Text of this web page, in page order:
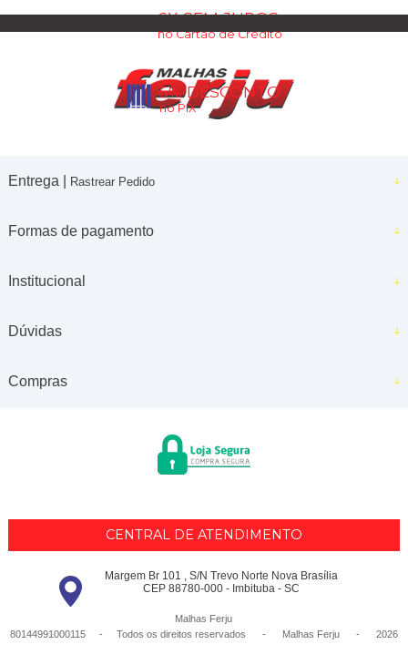
6X SEM JUROS
no Cartão de Crédito
5% DESCONTO
no PIX
Entrega | Rastrear Pedido
Formas de pagamento
Institucional
Dúvidas
Compras
CENTRAL DE ATENDIMENTO
Margem Br 101 , S/N Trevo Norte Nova Brasília
CEP 88780-000 - Imbituba - SC
Malhas Ferju
80144991000115 - Todos os direitos reservados
- Malhas Ferju - 2026